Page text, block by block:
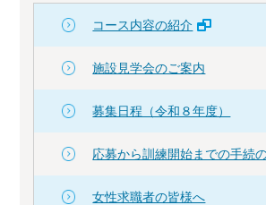
コース内容の紹介
施設見学会のご案内
募集日程（令和８年度）
応募から訓練開始までの手続
女性求職者の皆様へ